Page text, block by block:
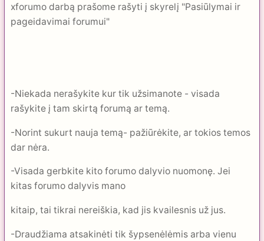
xforumo darbą prašome rašyti į skyrelį "Pasiūlymai ir
pageidavimai forumui"
-Niekada nerašykite kur tik užsimanote - visada
rašykite į tam skirtą forumą ar temą.
-Norint sukurt nauja temą- pažiūrėkite, ar tokios temos
dar nėra.
-Visada gerbkite kito forumo dalyvio nuomonę. Jei
kitas forumo dalyvis mano
kitaip, tai tikrai nereiškia, kad jis kvailesnis už jus.
-Draudžiama atsakinėti tik šypsenėlėmis arba vienu